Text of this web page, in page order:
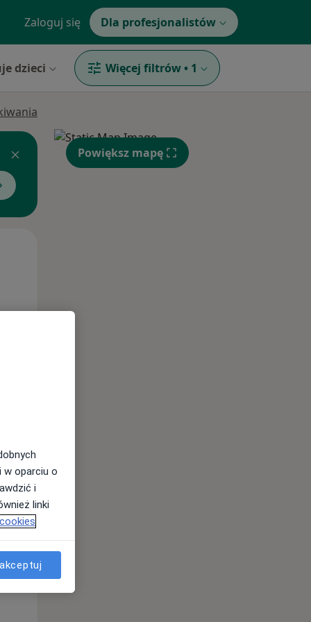
Zaloguj się Dla profesjonalistów
dzieci Więcej filtrów • 1
Wt,
11 Sie
Powiększ mapę
w oparciu o
i
linki